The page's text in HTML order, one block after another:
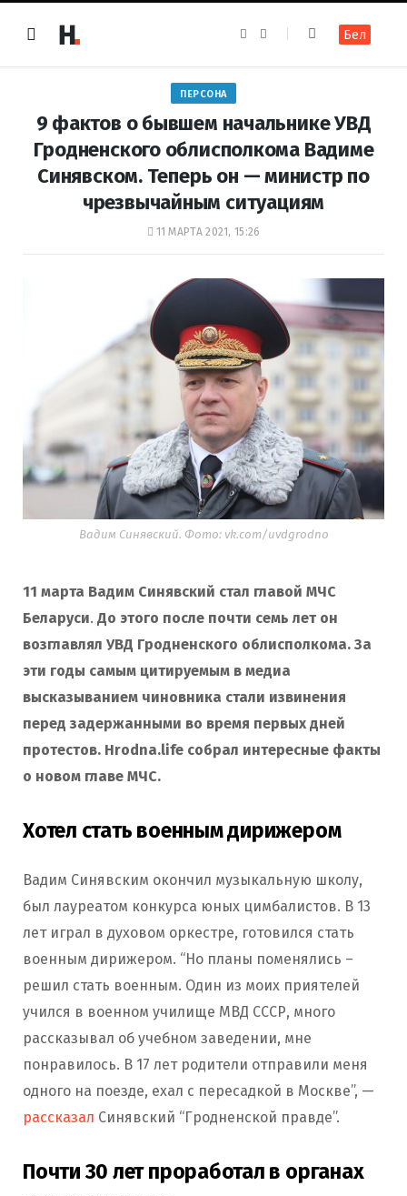
e
k
t
a
m
Бел
ПЕРСОНА
9 фактов о бывшем начальнике УВД
Гродненского облисполкома Вадиме
Синявском. Теперь он — министр по
чрезвычайным ситуациям
11 МАРТА 2021, 15:26
Вадим Синявский. Фото: vk.com/uvdgrodno
11 марта Вадим Синявский стал главой МЧС
Беларуси. До этого после почти семь лет он
возглавлял УВД Гродненского облисполкома. За
эти годы самым цитируемым в медиа
высказыванием чиновника стали извинения
перед задержанными во время первых дней
протестов. Hrodna.life собрал интересные факты
о новом главе МЧС.
Хотел стать военным дирижером
Вадим Синявским окончил музыкальную школу,
был лауреатом конкурса юных цимбалистов. В 13
лет играл в духовом оркестре, готовился стать
военным дирижером. “Но планы поменялись –
решил стать военным. Один из моих приятелей
учился в военном училище МВД СССР, много
рассказывал об учебном заведении, мне
понравилось. В 17 лет родители отправили меня
одного на поезде, ехал с пересадкой в Москве”, —
рассказал Синявский “Гродненской правде”.
Почти 30 лет проработал в органах